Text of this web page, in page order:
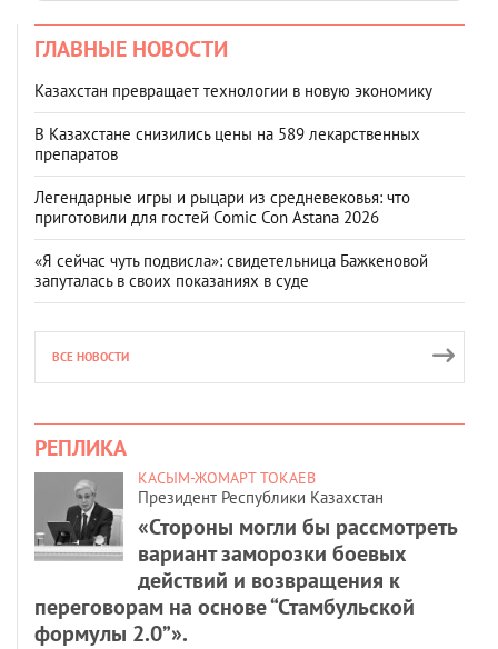
ГЛАВНЫЕ НОВОСТИ
Казахстан превращает технологии в новую экономику
В Казахстане снизились цены на 589 лекарственных
препаратов
Легендарные игры и рыцари из средневековья: что
приготовили для гостей Comic Con Astana 2026
«Я сейчас чуть подвисла»: свидетельница Бажкеновой
запуталась в своих показаниях в суде
ВСЕ НОВОСТИ
РЕПЛИКА
КАСЫМ-ЖОМАРТ ТОКАЕВ
Президент Республики Казахстан
«Стороны могли бы рассмотреть
вариант заморозки боевых
действий и возвращения к
переговорам на основе “Стамбульской
формулы 2.0”».